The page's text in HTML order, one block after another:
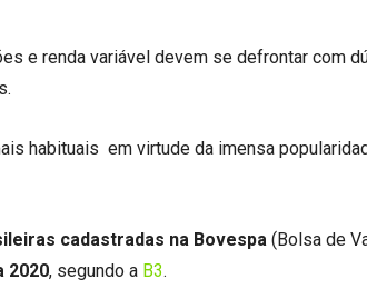
e renda variável devem se defrontar com
habituais em virtude da imensa
cadastradas na Bovespa (Bolsa de
2020, segundo a B3.